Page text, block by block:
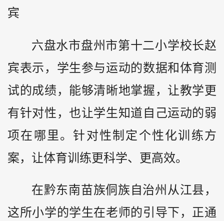
宾
六盘水市盘州市第十二小学校长赵
宾表示，学生参与运动的数据和体育测
试的成绩，能够清晰地掌握，让教学更
有针对性，也让学生知道自己运动的弱
项在哪里。针对性制定个性化训练方
案，让体育训练更科学、更高效。
在黔东南苗族侗族自治州从江县，
这所小学的学生在老师的引导下，正通